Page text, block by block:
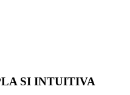
SI INTUITIVA